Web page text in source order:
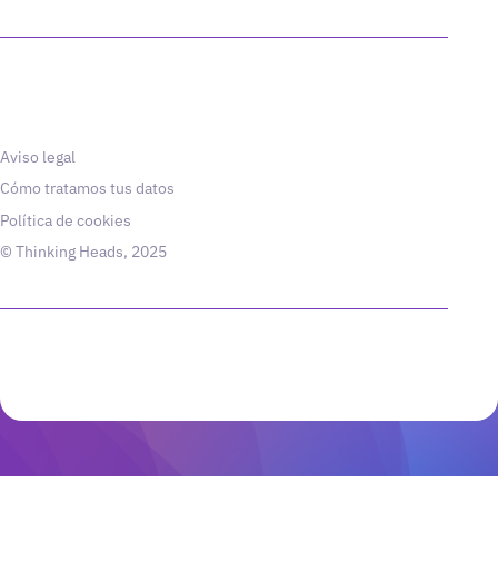
Aviso legal
Cómo tratamos tus datos
Política de cookies
© Thinking Heads, 2025